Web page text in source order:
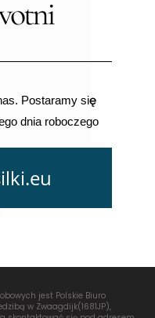
Postaramy się
dnia roboczego
jest Polskie Biuro
w Zwaagdijk(1681JP),